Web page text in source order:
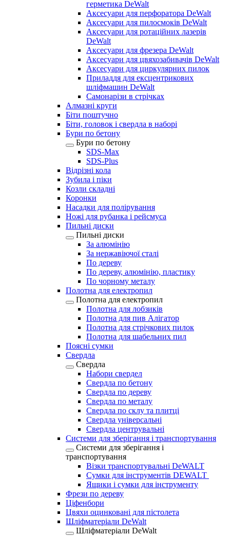
герметика DeWalt
Аксесуари для перфоратора DeWalt
Аксесуари для пилосмоків DeWalt
Аксесуари для ротаційних лазерів
DeWalt
Аксесуари для фрезера DeWalt
Аксесуари для цвяхозабивачів DeWalt
Аксесуари для циркулярних пилок
Приладдя для ексцентрикових
шліфмашин DeWalt
Самонарізи в стрічках
Алмазні круги
Біти поштучно
Біти, головок і свердла в наборі
Бури по бетону
Бури по бетону
SDS-Max
SDS-Plus
Відрізні кола
Зубила і піки
Козли складні
Коронки
Насадки для полірування
Ножі для рубанка і рейсмуса
Пильні диски
Пильні диски
За алюмінію
За нержавіючої сталі
По дереву
По дереву, алюмінію, пластику
По чорному металу
Полотна для електропил
Полотна для електропил
Полотна для лобзиків
Полотна для пив Алігатор
Полотна для стрічкових пилок
Полотна для шабельних пил
Поясні сумки
Свердла
Свердла
Набори свердел
Свердла по бетону
Свердла по дереву
Свердла по металу
Свердла по склу та плитці
Свердла універсальні
Свердла центрувальні
Системи для зберігання і транспортування
Системи для зберігання і
транспортування
Візки транспортувальні DeWALT
Сумки для інструментів DEWALT
Ящики і сумки для інструменту
Фрези по дереву
Ціфенбори
Цвяхи оцинковані для пістолета
Шліфматеріали DeWalt
Шліфматеріали DeWalt